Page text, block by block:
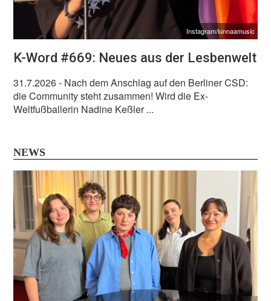
Instagram/lunnaamusic
K-Word #669: Neues aus der Lesbenwelt
31.7.2026- Nach dem Anschlag auf den Berliner CSD:
die Community steht zusammen! Wird die Ex-
Weltfußballerin Nadine Keßler ...
NEWS